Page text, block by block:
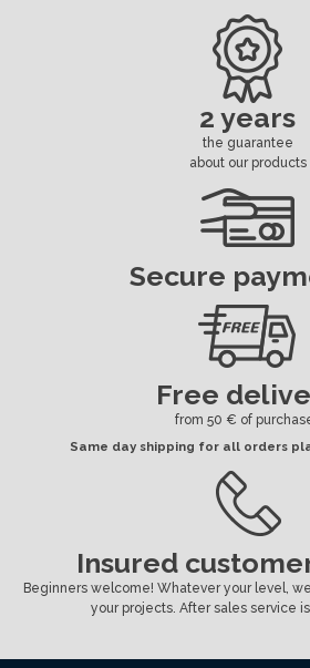
6.3 mm
Séparé
2 years
the guarantee
about our products
Secure
Free
from 50 € of
Same day shipping for all orders
Insured
Beginners welcome! Whatever your level,
your projects. After sales service is